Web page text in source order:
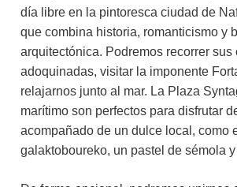
día libre en la pintoresca ciudad de
que combina historia, romanticismo y
arquitectónica. Podremos recorrer sus
adoquinadas, visitar la imponente
relajarnos junto al mar. La Plaza
marítimo son perfectos para disfrutar
acompañado de un dulce local, como
galaktoboureko, un pastel de sémola